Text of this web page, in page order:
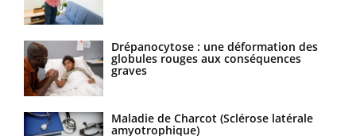
Drépanocytose : une déformation des
globules rouges aux conséquences
graves
Maladie de Charcot (Sclérose latérale
amyotrophique)